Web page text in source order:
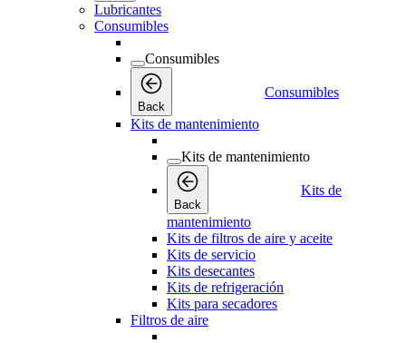
Lubricantes
Consumibles
Consumibles
Back
Consumibles
Kits de mantenimiento
Kits de mantenimiento
Back
Kits de
mantenimiento
Kits de filtros de aire y aceite
Kits de servicio
Kits desecantes
Kits de refrigeración
Kits para secadores
Filtros de aire